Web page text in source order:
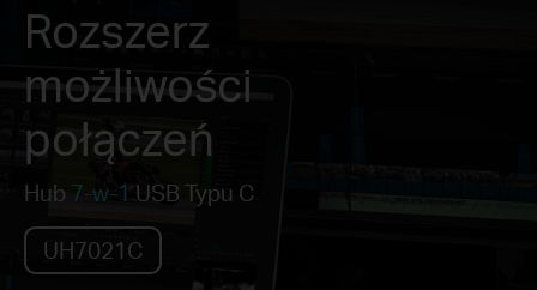
Rozszerz
możliwości
połączeń
Hub 7-w-1 USB Typu C
UH7021C